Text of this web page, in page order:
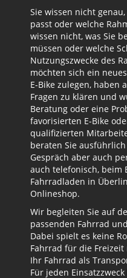
Sie wissen nicht
passt oder welche
wissen nicht, was Sie
müssen oder welche
Nutzungszwecke des
möchten sich ein
E-Bike zulegen, haben
Fragen zu klären und
Beratung oder eine
favorisierten E-Bike
qualifizierten
beraten Sie
Gespräch aber auch
auch telefonisch, beim
Fahrradladen in
Onlineshop.
Wir begleiten Sie auf
passenden Fahrrad
Dabei spielt es keine
Fahrrad für die
Ihr Fahrrad als
Für jeden